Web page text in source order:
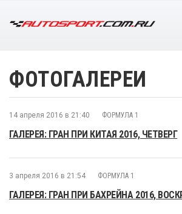
ФОТОГАЛЕРЕИ
14 апреля 2016 в 21:40 ФОРМУЛА 1
ГАЛЕРЕЯ: ГРАН ПРИ КИТАЯ 2016, ЧЕТВЕРГ
3 апреля 2016 в 21:54 ФОРМУЛА 1
ГАЛЕРЕЯ: ГРАН ПРИ БАХРЕЙНА 2016,